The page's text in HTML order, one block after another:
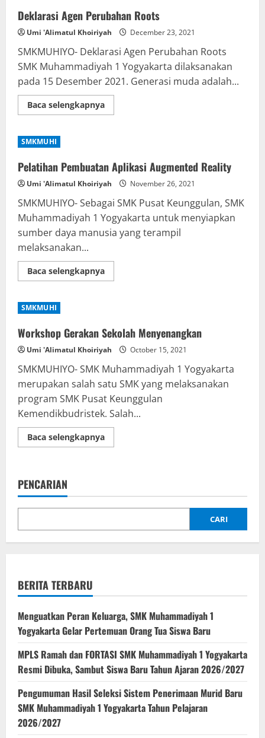
Deklarasi Agen Perubahan Roots
Umi 'Alimatul Khoiriyah December 23, 2021
SMKMUHIYO- Deklarasi Agen Perubahan Roots
SMK Muhammadiyah 1 Yogyakarta dilaksanakan
pada 15 Desember 2021. Generasi muda adalah...
Baca selengkapnyaRead
more
SMKMUHI
Pelatihan Pembuatan Aplikasi Augmented Reality
Umi 'Alimatul Khoiriyah November 26, 2021
SMKMUHIYO- Sebagai SMK Pusat Keunggulan, SMK
Muhammadiyah 1 Yogyakarta untuk menyiapkan
sumber daya manusia yang terampil
melaksanakan...
Baca selengkapnyaRead
more
Reality
SMKMUHI
Workshop Gerakan Sekolah Menyenangkan
Umi 'Alimatul Khoiriyah October 15, 2021
SMKMUHIYO- SMK Muhammadiyah 1 Yogyakarta
merupakan salah satu SMK yang melaksanakan
program SMK Pusat Keunggulan
Kemendikbudristek. Salah...
Baca selengkapnyaRead
more
PENCARIAN
CARI
BERITA TERBARU
Menguatkan Peran Keluarga, SMK Muhammadiyah 1
Yogyakarta Gelar Pertemuan Orang Tua Siswa Baru
MPLS Ramah dan FORTASI SMK Muhammadiyah 1 Yogyakarta
Resmi Dibuka, Sambut Siswa Baru Tahun Ajaran 2026/2027
Pengumuman Hasil Seleksi Sistem Penerimaan Murid Baru
SMK Muhammadiyah 1 Yogyakarta Tahun Pelajaran
2026/2027